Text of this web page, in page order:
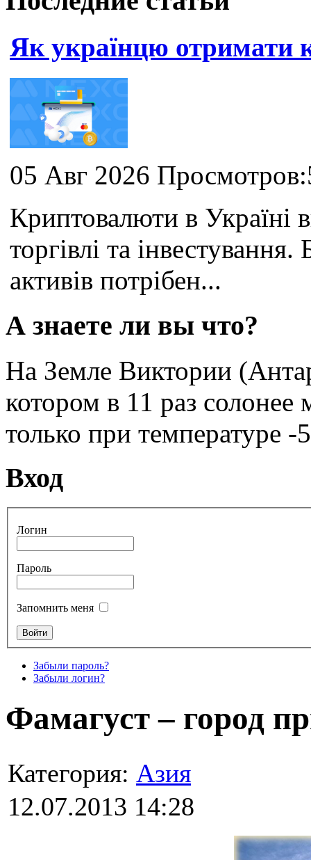
Як українцю отримати
05 Авг 2026
Криптовалюти в Україні
торгівлі та
активів потрібен...
А знаете ли вы что?
На Земле Виктории
котором в 11 раз
только при температуре -
Вход
Логин
Пароль
Запомнить меня
Забыли пароль?
Забыли логин?
Фамагуст – город
Категория: Азия
12.07.2013 14:28